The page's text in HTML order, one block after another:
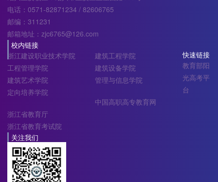
电话：0571-82871234 / 82606765
邮编：311231
邮箱地址：zjc6765@126.com
校内链接
浙江建设职业技术学院
建筑工程学院
工程管理学院
建筑设备学院
建筑艺术学院
管理与信息学院
定向培养学院
快速链接
教育部阳
光高考平
台
中国高职高专教育网
浙江省教育厅
浙江省教育考试院
关注我们